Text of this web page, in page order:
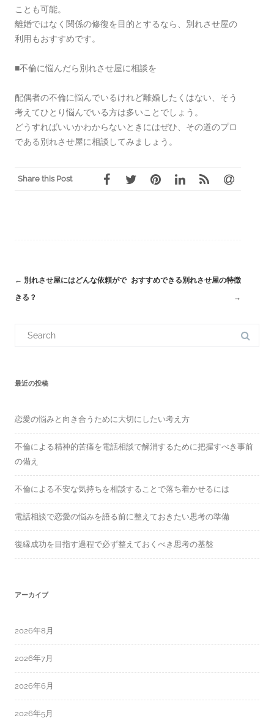
ことも可能。
離婚ではなく関係の修復を目的とするなら、別れさせ屋の
利用もおすすめです。
■不倫に悩んだら別れさせ屋に相談を
配偶者の不倫に悩んでいるけれど離婚したくはない、そう
考えてひとり悩んでいる方は多いことでしょう。
どうすればいいかわからないときにはぜひ、その道のプロ
である別れさせ屋に相談してみましょう。
Share this Post
Post
← 別れさせ屋にはどんな依頼がで
きる？
おすすめできる別れさせ屋の特徴
→
f
o
最近の投稿
恋愛の悩みと向き合うために大切にしたい考え方
不倫による精神的苦痛を電話相談で解消するために把握すべき事前
の備え
不倫による不安な気持ちを相談することで落ち着かせるには
電話相談で恋愛の悩みを語る前に整えておきたい思考の準備
復縁成功を目指す過程で必ず整えておくべき思考の基盤
アーカイブ
2026年8月
2026年7月
2026年6月
2026年5月